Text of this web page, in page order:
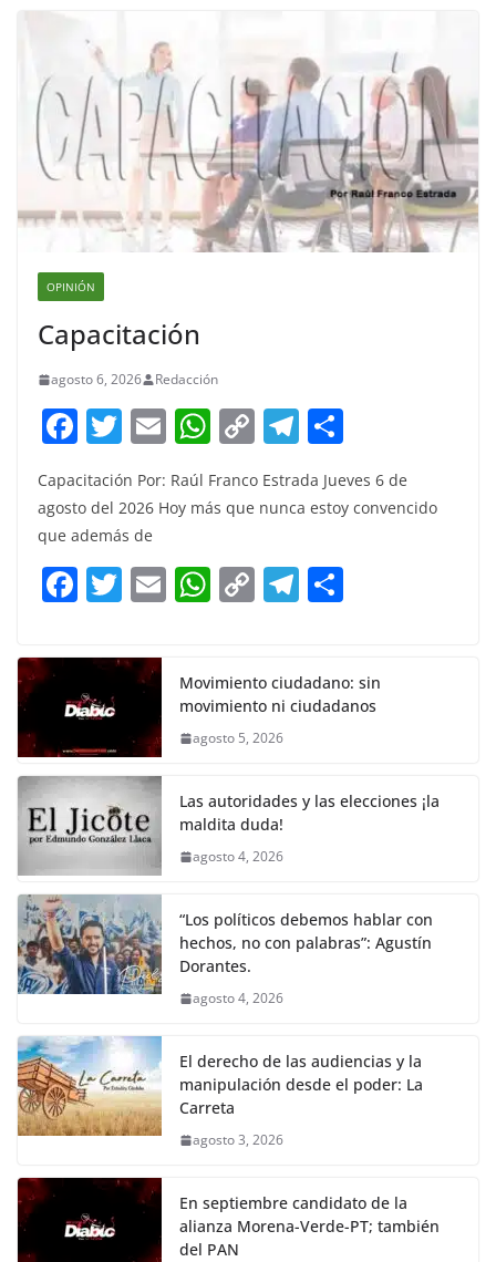
OPINIÓN
Capacitación
agosto 6, 2026 Redacción
F
a
c
e
b
o
k
T
itt
er
E
m
ai
W
at
A
p
C
p
Li
n
T
el
e
a
m
ar
e
Capacitación Por: Raúl Franco Estrada Jueves 6 de
agosto del 2026 Hoy más que nunca estoy convencido
que además de
F
c
e
b
o
o
k
T
itt
er
E W
s
A
p
C
y
Li
k
T
gr
a
e
Movimiento ciudadano: sin
movimiento ni ciudadanos
agosto 5, 2026
Las autoridades y las elecciones ¡la
maldita duda!
agosto 4, 2026
“Los políticos debemos hablar con
hechos, no con palabras”: Agustín
Dorantes.
agosto 4, 2026
El derecho de las audiencias y la
manipulación desde el poder: La
Carreta
agosto 3, 2026
En septiembre candidato de la
alianza Morena-Verde-PT; también
del PAN